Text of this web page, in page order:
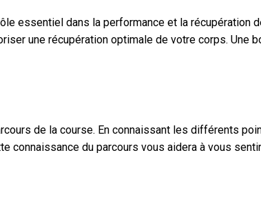
essentiel dans la performance et la
une récupération optimale de votre corps.
de la course. En connaissant les différents
du parcours vous aidera à vous